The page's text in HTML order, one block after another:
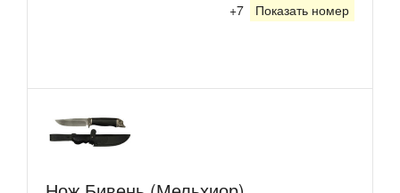
+7 Показать номер